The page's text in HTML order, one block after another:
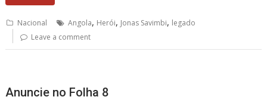
Nacional Angola, Herói, Jonas Savimbi, legado
Leave a comment
Anuncie no Folha 8